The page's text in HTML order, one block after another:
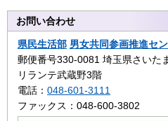
お問い合わせ
県民生活部 男女共同参画推進セ
郵便番号330-0081 埼玉県さいた
リランテ武蔵野3階
電話： 048-601-3111
ファックス：048-600-3802